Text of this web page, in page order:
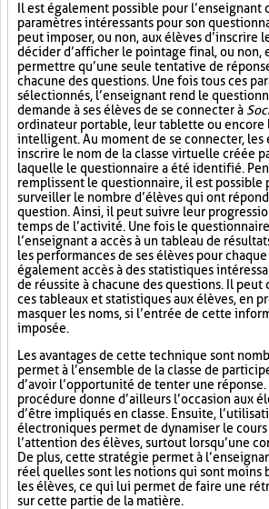
Il est également possible pour l’enseignant
paramètres intéressants pour son
peut imposer, ou non, aux élèves d’inscrire
décider d’afficher le pointage final, ou non,
permettre qu’une seule tentative de
chacune des questions. Une fois tous ces
sélectionnés, l’enseignant rend le
demande à ses élèves de se connecter à
ordinateur portable, leur tablette ou encore
intelligent. Au moment de se connecter, les
inscrire le nom de la classe virtuelle créée
laquelle le questionnaire a été identifié.
remplissent le questionnaire, il est possible
surveiller le nombre d’élèves qui ont
question. Ainsi, il peut suivre leur
temps de l’activité. Une fois le
l’enseignant a accès à un tableau de
les performances de ses élèves pour
également accès à des statistiques
de réussite à chacune des questions. Il
ces tableaux et statistiques aux élèves, en
masquer les noms, si l’entrée de cette
imposée.
Les avantages de cette technique sont
permet à l’ensemble de la classe de
d’avoir l’opportunité de tenter une réponse.
procédure donne d’ailleurs l’occasion aux
d’être impliqués en classe. Ensuite,
électroniques permet de dynamiser le
l’attention des élèves, surtout lorsqu’une
De plus, cette stratégie permet à
réel quelles sont les notions qui sont moins
les élèves, ce qui lui permet de faire une
sur cette partie de la matière.